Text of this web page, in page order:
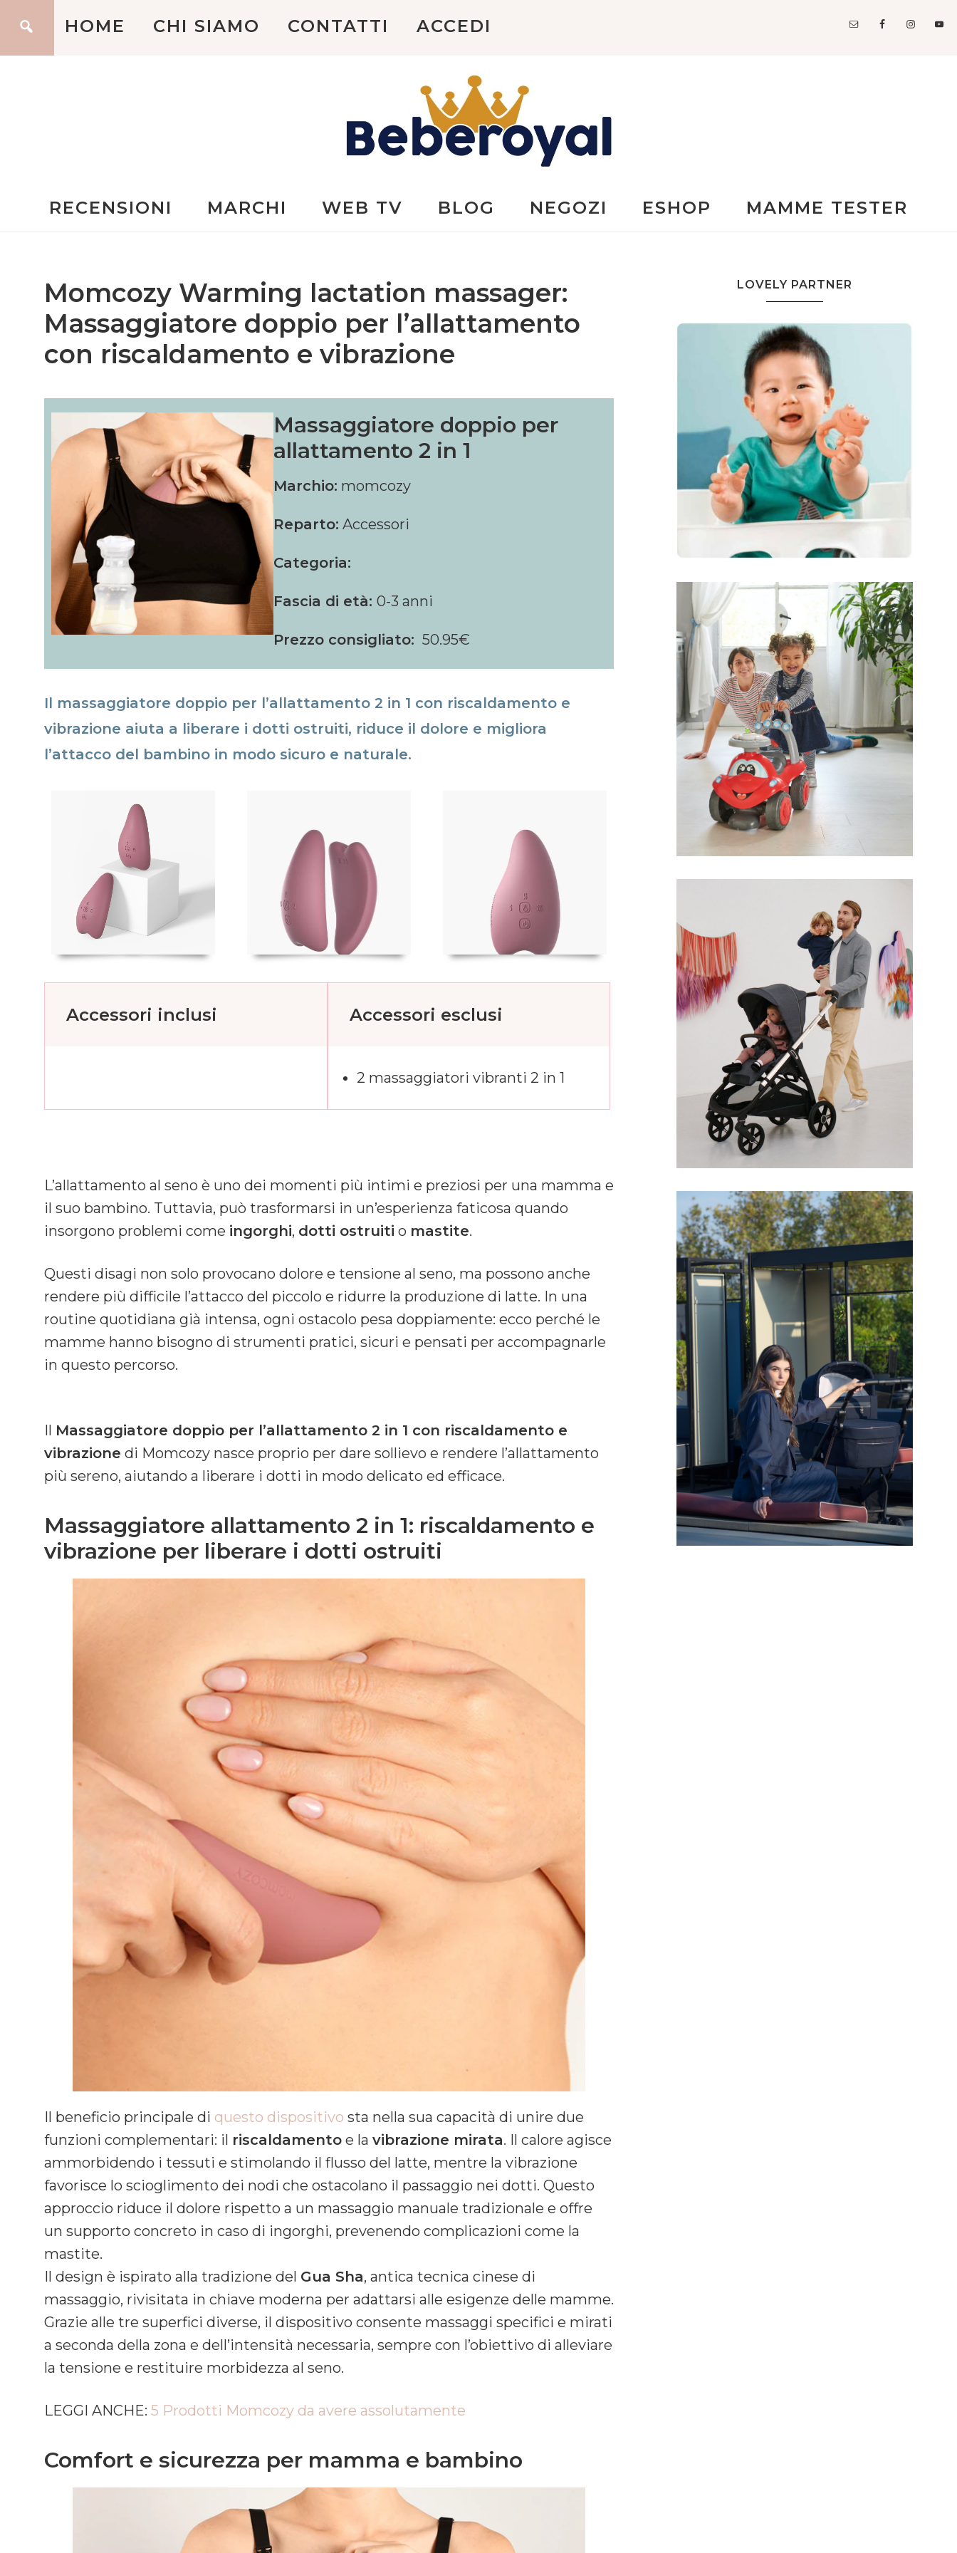
HOME CHI SIAMO CONTATTI ACCEDI
Beberoyal
RECENSIONI MARCHI WEB TV BLOG NEGOZI ESHOP MAMME TESTER
Momcozy Warming lactation massager:
Massaggiatore doppio per l’allattamento
con riscaldamento e vibrazione
Massaggiatore doppio per
allattamento 2 in 1
Marchio: momcozy
Reparto: Accessori
Categoria:
Fascia di età: 0-3 anni
Prezzo consigliato: 50.95€
Il massaggiatore doppio per l’allattamento 2 in 1 con riscaldamento e
vibrazione aiuta a liberare i dotti ostruiti, riduce il dolore e migliora
l’attacco del bambino in modo sicuro e naturale.
Accessori inclusi Accessori esclusi
2 massaggiatori vibranti 2 in 1
L’allattamento al seno è uno dei momenti più intimi e preziosi per una mamma e
il suo bambino. Tuttavia, può trasformarsi in un’esperienza faticosa quando
insorgono problemi come ingorghi, dotti ostruiti o mastite.
Questi disagi non solo provocano dolore e tensione al seno, ma possono anche
rendere più difficile l’attacco del piccolo e ridurre la produzione di latte. In una
routine quotidiana già intensa, ogni ostacolo pesa doppiamente: ecco perché le
mamme hanno bisogno di strumenti pratici, sicuri e pensati per accompagnarle
in questo percorso.
Il Massaggiatore doppio per l’allattamento 2 in 1 con riscaldamento e
vibrazione di Momcozy nasce proprio per dare sollievo e rendere l’allattamento
più sereno, aiutando a liberare i dotti in modo delicato ed efficace.
Massaggiatore allattamento 2 in 1: riscaldamento e
vibrazione per liberare i dotti ostruiti
Il beneficio principale di questo dispositivo sta nella sua capacità di unire due
funzioni complementari: il riscaldamento e la vibrazione mirata. Il calore agisce
ammorbidendo i tessuti e stimolando il flusso del latte, mentre la vibrazione
favorisce lo scioglimento dei nodi che ostacolano il passaggio nei dotti. Questo
approccio riduce il dolore rispetto a un massaggio manuale tradizionale e offre
un supporto concreto in caso di ingorghi, prevenendo complicazioni come la
mastite.
Il design è ispirato alla tradizione del Gua Sha, antica tecnica cinese di
massaggio, rivisitata in chiave moderna per adattarsi alle esigenze delle mamme.
Grazie alle tre superfici diverse, il dispositivo consente massaggi specifici e mirati
a seconda della zona e dell’intensità necessaria, sempre con l’obiettivo di alleviare
la tensione e restituire morbidezza al seno.
LEGGI ANCHE: 5 Prodotti Momcozy da avere assolutamente
Comfort e sicurezza per mamma e bambino
LOVELY PARTNER